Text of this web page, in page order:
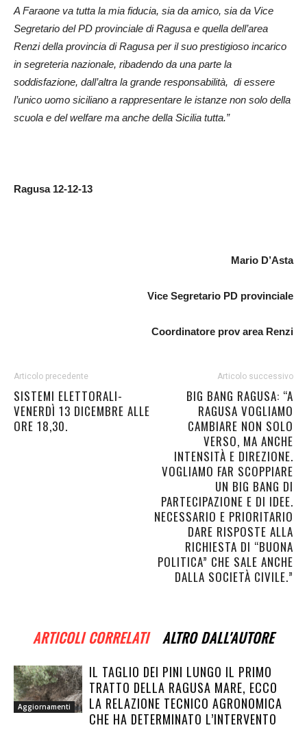
A Faraone va tutta la mia fiducia, sia da amico, sia da Vice
Segretario del PD provinciale di Ragusa e quella dell’area
Renzi della provincia di Ragusa per il suo prestigioso incarico
in segreteria nazionale, ribadendo da una parte la
soddisfazione, dall’altra la grande responsabilità, di essere
l’unico uomo siciliano a rappresentare le istanze non solo della
scuola e del welfare ma anche della Sicilia tutta.”
Ragusa 12-12-13
Mario D’Asta
Vice Segretario PD provinciale
Coordinatore prov area Renzi
Articolo precedente
SISTEMI ELETTORALI-
VENERDÌ 13 DICEMBRE ALLE
ORE 18,30.
Articolo successivo
BIG BANG RAGUSA: “A
RAGUSA VOGLIAMO
CAMBIARE NON SOLO
VERSO, MA ANCHE
INTENSITÀ E DIREZIONE.
VOGLIAMO FAR SCOPPIARE
UN BIG BANG DI
PARTECIPAZIONE E DI IDEE.
NECESSARIO E PRIORITARIO
DARE RISPOSTE ALLA
RICHIESTA DI “BUONA
POLITICA” CHE SALE ANCHE
DALLA SOCIETÀ CIVILE.”
ARTICOLI CORRELATI ALTRO DALL'AUTORE
Aggiornamenti
IL TAGLIO DEI PINI LUNGO IL PRIMO
TRATTO DELLA RAGUSA MARE, ECCO
LA RELAZIONE TECNICO AGRONOMICA
CHE HA DETERMINATO L’INTERVENTO